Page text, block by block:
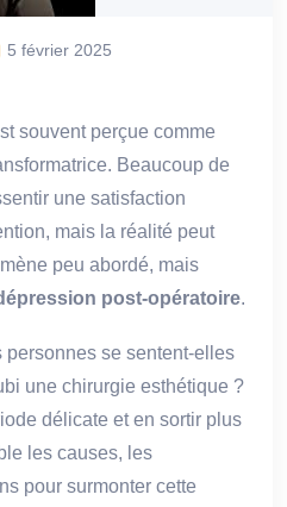
5 février 2025
souvent perçue comme
Beaucoup de
une satisfaction
mais la réalité peut
peu abordé, mais
post-opératoire.
se sentent-elles
une chirurgie esthétique ?
délicate et en sortir plus
les causes, les
pour surmonter cette